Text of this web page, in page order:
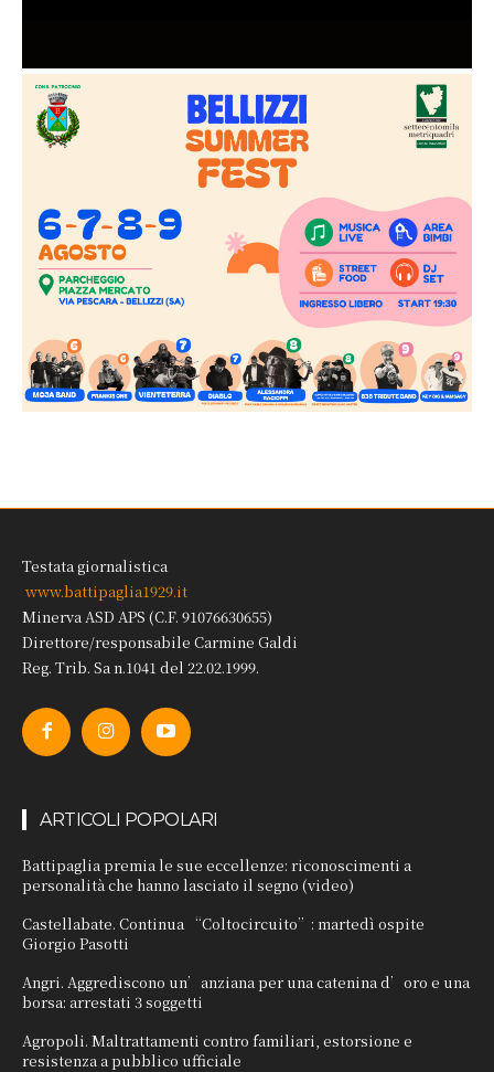
Testata giornalistica
www.battipaglia1929.it
Minerva ASD APS (C.F. 91076630655)
Direttore/responsabile Carmine Galdi
Reg. Trib. Sa n.1041 del 22.02.1999.
ARTICOLI POPOLARI
Battipaglia premia le sue eccellenze: riconoscimenti a
personalità che hanno lasciato il segno (video)
Castellabate. Continua “Coltocircuito”: martedì ospite
Giorgio Pasotti
Angri. Aggrediscono un’anziana per una catenina d’oro e una
borsa: arrestati 3 soggetti
Agropoli. Maltrattamenti contro familiari, estorsione e
resistenza a pubblico ufficiale